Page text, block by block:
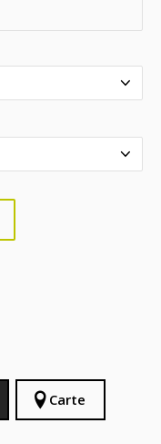
Carte